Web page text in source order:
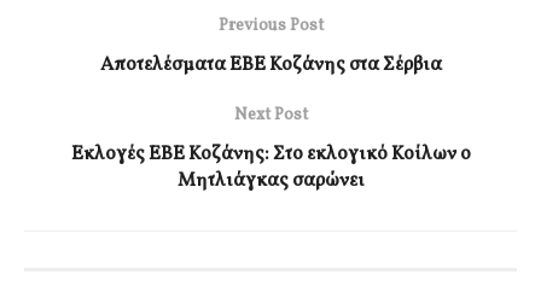
Previous Post
Αποτελέσματα ΕΒΕ Κοζάνης στα Σέρβια
Next Post
Εκλογές ΕΒΕ Κοζάνης: Στο εκλογικό Κοίλων ο
Μητλιάγκας σαρώνει